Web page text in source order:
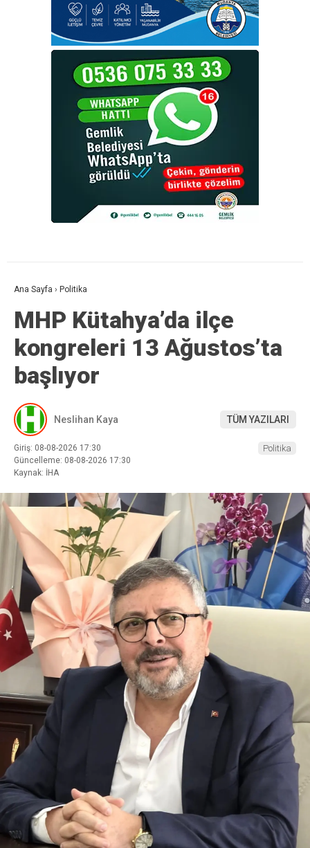
Ana Sayfa › Politika
MHP Kütahya’da ilçe
kongreleri 13 Ağustos’ta
başlıyor
Neslihan Kaya TÜM YAZILARI
Giriş: 08-08-2026 17:30
Güncelleme: 08-08-2026 17:30
Kaynak: İHA
Politika